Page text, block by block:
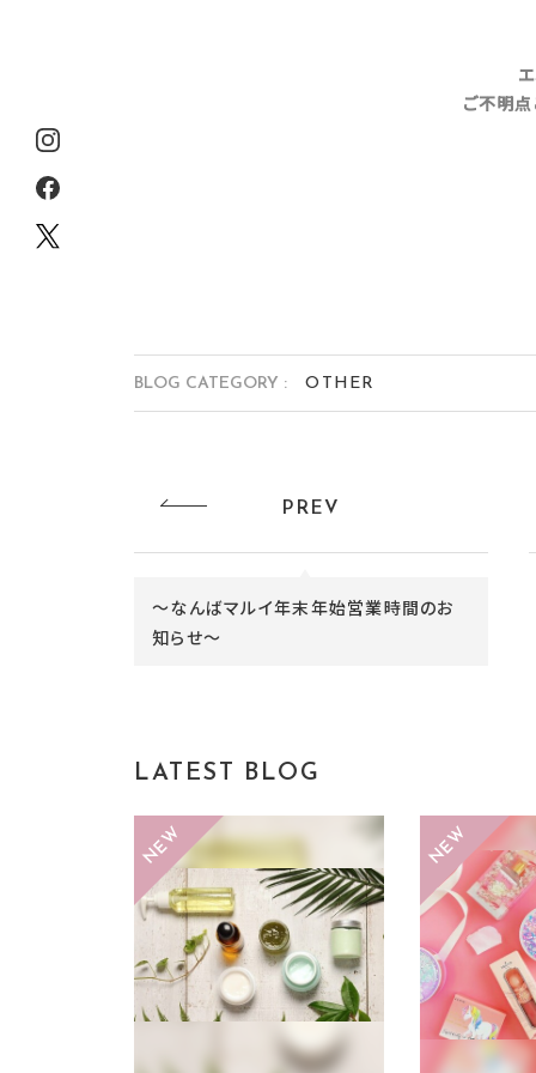
ご不明点
BLOG CATEGORY : OTHER
PREV
～なんばマルイ年末年始営業時間のお
知らせ～
LATEST BLOG